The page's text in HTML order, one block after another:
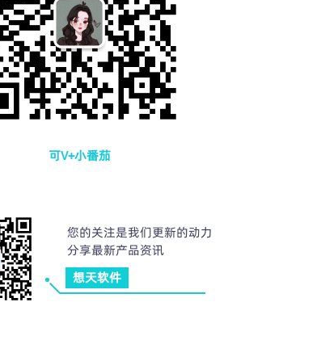
可V+小番茄
您的关注是我们更新的动力
分享最新产品资讯
想天软件